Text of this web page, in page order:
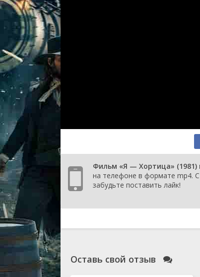
Фильм «Я — Хортица» (1981)
на телефоне в формате mp4.
забудьте поставить лайк!
Оставь свой отзыв